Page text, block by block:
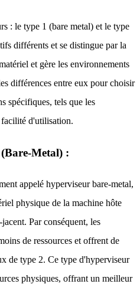
: le type 1 (bare metal) et le type
différents et se distingue par la
et gère les environnements
différences entre eux pour choisir
spécifiques, tels que les
d'utilisation.
Metal) :
appelé hyperviseur bare-metal,
physique de la machine hôte
Par conséquent, les
de ressources et offrent de
de type 2. Ce type d'hyperviseur
physiques, offrant un meilleur